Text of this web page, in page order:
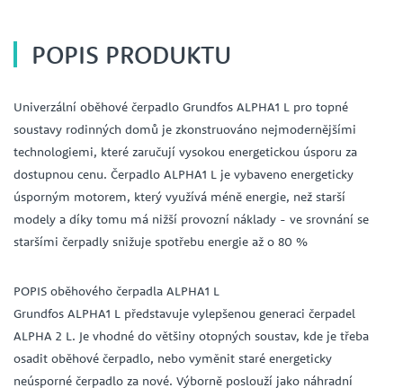
POPIS PRODUKTU
Univerzální oběhové čerpadlo Grundfos ALPHA1 L pro topné
soustavy rodinných domů je zkonstruováno nejmodernějšími
technologiemi, které zaručují vysokou energetickou úsporu za
dostupnou cenu. Čerpadlo ALPHA1 L je vybaveno energeticky
úsporným motorem, který využívá méně energie, než starší
modely a díky tomu má nižší provozní náklady - ve srovnání se
staršími čerpadly snižuje spotřebu energie až o 80 %
POPIS oběhového čerpadla ALPHA1 L
Grundfos ALPHA1 L představuje vylepšenou generaci čerpadel
ALPHA 2 L. Je vhodné do většiny otopných soustav, kde je třeba
osadit oběhové čerpadlo, nebo vyměnit staré energeticky
neúsporné čerpadlo za nové. Výborně poslouží jako náhradní